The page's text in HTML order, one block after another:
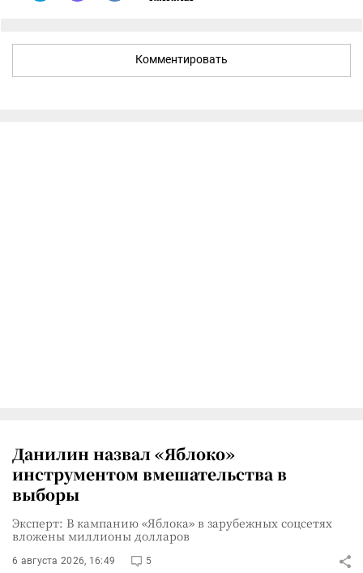
Комментировать
Данилин назвал «Яблоко»
инструментом вмешательства в
выборы
Эксперт: В кампанию «Яблока» в зарубежных соцсетях
вложены миллионы долларов
6 августа 2026, 16:49 5